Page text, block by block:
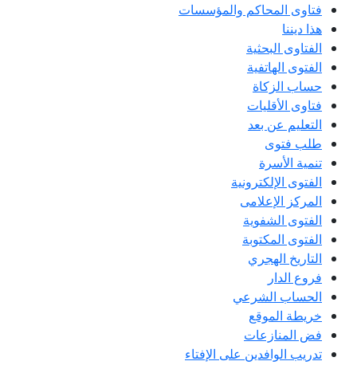
فتاوى المحاكم والمؤسسات
هذا ديننا
الفتاوى البحثية
الفتوى الهاتفية
حساب الزكاة
فتاوى الأقليات
التعليم عن بعد
طلب فتوى
تنمية الأسرة
الفتوى الإلكترونية
المركز الإعلامى
الفتوى الشفوية
الفتوى المكتوبة
التاريخ الهجري
فروع الدار
الحساب الشرعي
خريطة الموقع
فض المنازعات
تدريب الوافدين على الإفتاء